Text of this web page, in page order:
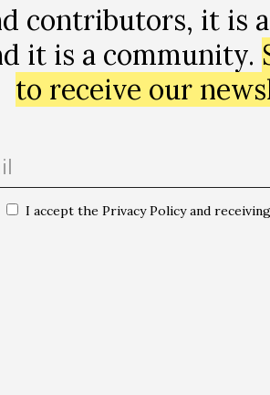
provocar? ¿Se puede provocar y
Foundation, Stockholm, exhibition
several things at once. He thinks that
point out.
contributors, it is
it is a community.
to receive our
I accept the Privacy Policy and